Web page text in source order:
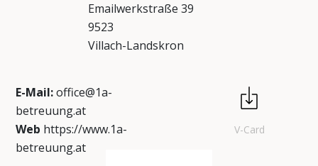
Emailwerkstraße 39
9523
Villach-Landskron
E-Mail:office@1a-
betreuung.at
Web https://www.1a-
betreuung.at
V-Card